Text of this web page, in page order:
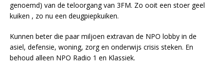
genoemd) van de teloorgang van 3FM. Zo ooit een stoer geel
kuiken , zo nu een deugpiepkuiken.
Kunnen beter die paar miljoen extravan de NPO lobby in de
asiel, defensie, woning, zorg en onderwijs crisis steken. En
behoud alleen NPO Radio 1 en Klassiek.